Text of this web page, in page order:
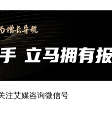
注艾媒咨询微信号